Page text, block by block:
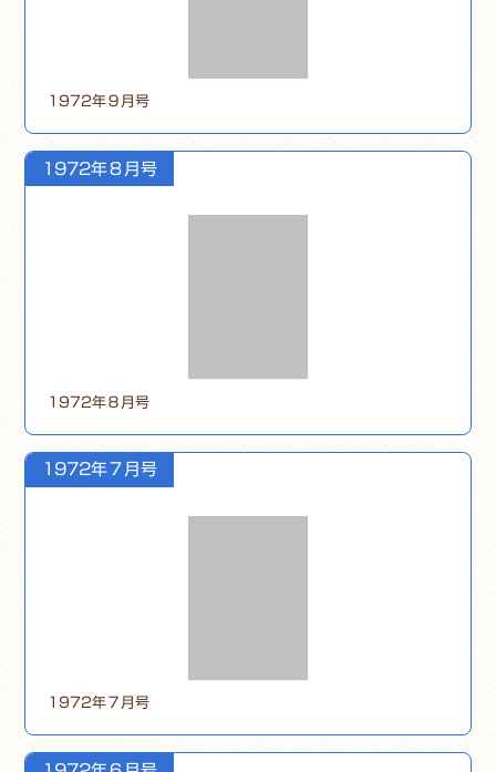
1972年９月号
1972年８月号
1972年８月号
1972年７月号
1972年７月号